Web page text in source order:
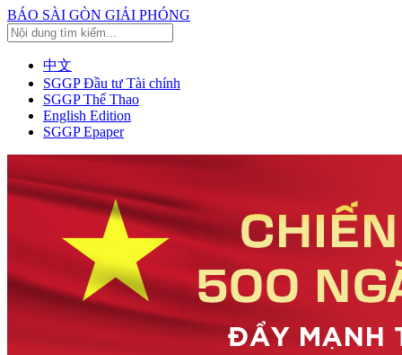
BÁO SÀI GÒN GIẢI PHÓNG
中文
SGGP Đầu tư Tài chính
SGGP Thể Thao
English Edition
SGGP Epaper